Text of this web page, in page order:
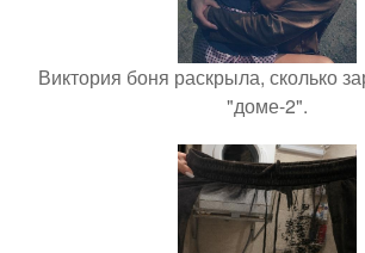
Виктория боня раскрыла, сколько
"доме-2".